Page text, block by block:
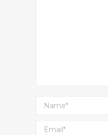
Name *
Email *